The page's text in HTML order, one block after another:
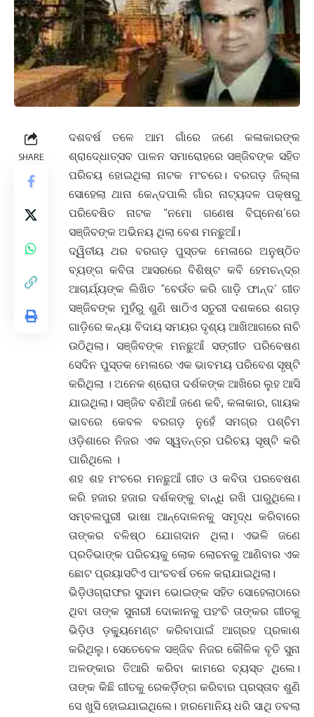
SHARE
ଦଶବର୍ଷ ତଳେ ଆମ ଗାଁରେ ଜଣେ କଳାକାରଙ୍କ
ଶ୍ରାଦେ୍ଧାତ୍ସବ ପାଳନ ସମାରୋହରେ ସଞ୍ଜିବଙ୍କ ସହିତ
ପରିଚୟ ହୋଇଥିଲା ନାଟକ ମଂଚରେ। ବରଗଡ଼ ଜିଲ୍ଳା
ସୋହେଲା ଥାନା କେନ୍ଦପାଲି ଗାଁର ନାଟ୍ୟଦଳ ପକ୍ଷରୁ
ପରିବେଷିତ ନାଟକ “ନମୋ ଗଣେଷ ବିଘ୍ନେଶ’ରେ
ସଞ୍ଜିବଙ୍କ ଅଭିନୟ ଥିଲା ବେଶ ମନଛୁଆଁ।
ଦ୍ୱିତୀୟ ଥର ବରଗଡ଼ ପୁସ୍ତକ ମେଳାରେ ଅନୁଷ୍ଠିତ
ବ୍ୟଙ୍ଗ କବିତା ଆସରରେ ବିଶିଷ୍ଟ କବି ହେମଚନ୍ଦ୍ର
ଆଚାର୍ଯ୍ୟଙ୍କ ଲିଖିତ “ବେଉଁତ କରି ଗାଡ଼ି ଫାନ୍ଦ’ ଗୀତ
ସଞ୍ଜିବଙ୍କ ମୁହଁରୁ ଶୁଣି ଷାଠିଏ ସତୁରୀ ଦଶକରେ ଶଗଡ଼
ଗାଡ଼ିରେ କନ୍ୟା ବିଦାୟ ସମୟର ଦୃଶ୍ୟ ଆଖିଆଗରେ ନାଚି
ଉଠିଥିଲା। ସଞ୍ଜିବଙ୍କ ମନଛୁଆଁ ସଙ୍ଗୀତ ପରିବେଷଣ
ସେଦିନ ପୁସ୍ତକ ମେଳାରେ ଏକ ଭାବମୟ ପରିବେଶ ସୃଷ୍ଟି
କରିଥିଲା । ଅନେକ ଶ୍ରୋତା ଦର୍ଶକଙ୍କ ଆଖିରେ ଲୁହ ଆସି
ଯାଇଥିଲା। ସଞ୍ଜିବ ବଣିଆଁ ଜଣେ କବି, କଳାକାର, ଗାୟକ
ଭାବରେ କେବଳ ବରଗଡ଼ ନୁହେଁ ସମଗ୍ର ପଶ୍ଚିମ
ଓଡ଼ିଶାରେ ନିଜର ଏକ ସ୍ୱତନ୍ତ୍ର ପରିଚୟ ସୃଷ୍ଟି କରି
ପାରିଥିଲେ ।
ଶହ ଶହ ମଂଚରେ ମନଛୁଆଁ ଗୀତ ଓ କବିତା ପରବେଷଣ
କରି ହଜାର ହଜାର ଦର୍ଶକଙ୍କୁ ବାନ୍ଧି ରଖି ପାରୁଥିଲେ।
ସମ୍ବଲପୁରୀ ଭାଷା ଆନ୍ଦୋଳନକୁ ସମୃଦ୍ଧ କରିବାରେ
ତାଙ୍କର ବଳିଷ୍ଠ ଯୋଗଦାନ ଥିଲା। ଏଭଳି ଜଣେ
ପ୍ରତିଭାଙ୍କ ପରିଚୟକୁ ଲୋକ ଲୋଚନକୁ ଆଣିବାର ଏକ
ଛୋଟ ପ୍ରୟାସଟିଏ ପାଂଚବର୍ଷ ତଳେ କରାଯାଇଥିଲା।
ଭିଡ଼ିଓଗ୍ରାଫର ସୁଦାମ ଭୋଇଙ୍କ ସହିତ ସୋହେଲାଠାରେ
ଥିବା ତାଙ୍କ ସୁନାରୀ ଦୋକାନକୁ ପହଂଚି ତାଙ୍କର ଗୀତକୁ
ଭିଡ଼ିଓ ଡ଼କ୍ୟୁମେଣ୍ଟ କରିବାପାଇଁ ଆଗ୍ରହ ପ୍ରକାଶ
କରିଥିଲୁ। ସେତେବେଳ ସଞ୍ଜିବ ନିଜର କୌଳିକ ବୃତି ସୁନା
ଅଳଙ୍କାର ତିଆରି କରିବା କାମରେ ବ୍ୟସ୍ତ ଥିଲେ।
ତାଙ୍କ କିଛି ଗୀତକୁ ରେକର୍ଡ଼ିଙ୍ଗ କରିବାର ପ୍ରସ୍ତାବ ଶୁଣି
ସେ ଖୁସି ହୋଇଯାଇଥିଲେ। ହାରମୋନିୟ ଧରି ସାଥି ତବଲା